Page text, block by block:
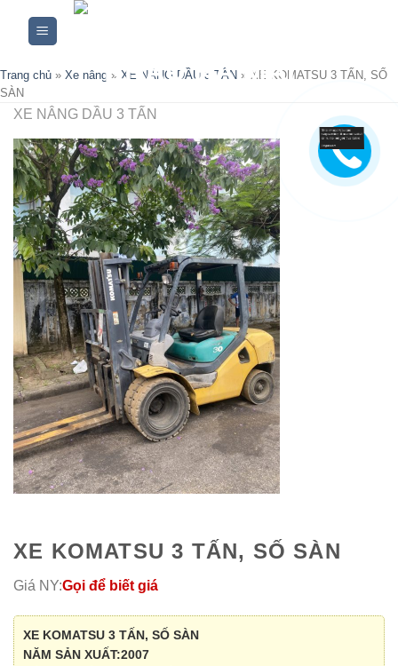
Trang chủ » Xe nâng » XE NÂNG DẦU 3 TẤN » XE KOMATSU 3 TẤN, SỐ
SÀN
XE NÂNG DẦU 3 TẤN
XE KOMATSU 3 TẤN, SỐ SÀN
Giá NY:Gọi để biết giá
XE KOMATSU 3 TẤN, SỐ SÀN
NĂM SẢN XUẤT:2007